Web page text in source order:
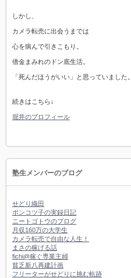
しかし、
カメラ転売に出会うまでは
心を病んで引きこもり。
借金まみれのドン底生活。
「死んだほうがいい」と思っていました。
続きはこちら↓
堀井のプロフィール
塾生メンバーのブログ
せどり織田
ポンコツ子の実録日記
ニートゴトウのブログ
月収160万の大学生
カメラ転売で自由な人生！
まさの稼げる話
fichi@稼ぐ専業主婦
貧乏新八再建計画
フリーターがせどりに挑む軌跡